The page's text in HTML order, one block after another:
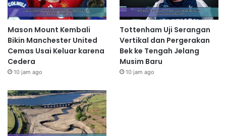
Mason Mount Kembali
Bikin Manchester United
Cemas Usai Keluar karena
Cedera
10 jam ago
Tottenham Uji Serangan
Vertikal dan Pergerakan
Bek ke Tengah Jelang
Musim Baru
10 jam ago